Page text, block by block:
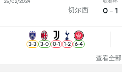
切尔西 0 - 1
3-3 3-0 0-1 1-2 6-4
查看全部